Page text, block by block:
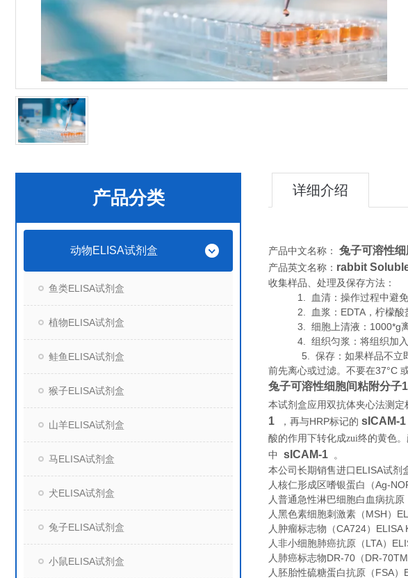
产品分类
动物ELISA试剂盒
鱼类ELISA试剂盒
植物ELISA试剂盒
鲑鱼ELISA试剂盒
猴子ELISA试剂盒
山羊ELISA试剂盒
马ELISA试剂盒
犬ELISA试剂盒
兔子ELISA试剂盒
小鼠ELISA试剂盒
详细介绍
产品中文名称： 兔子可溶性
产品英文名称： rabbit
收集样品、处理及保存方法：
1. 血清：操作过程中避免任
2. 血浆：EDTA，柠檬酸盐
3. 细胞上清液：1000*g离
4. 组织匀浆：将组织加入适
5. 保存：如果样品不立即使
前先离心或过滤。不要在37°C
兔子可溶性细胞间粘附分子
本试剂盒应用双抗体夹心法测定
1
，再与HRP标记的 sICAM-1
酸的作用下转化成zui终的黄色
中
sICAM-1
。
本公司长期销售进口ELISA试剂
人核仁形成区嗜银蛋白（Ag-
人普通急性淋巴细胞白血病抗
人黑色素细胞刺激素（MSH）
人肿瘤标志物（CA724）ELISA
人非小细胞肺癌抗原（LTA）
人肺癌标志物DR-70（DR-
人胚胎性硫糖蛋白抗原（FSA）